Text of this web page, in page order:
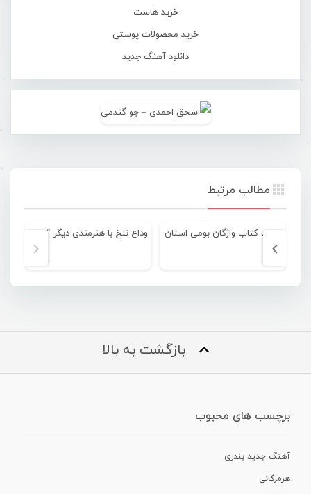
خرید هاست
خرید محصولات پوستی
دانلود آهنگ جدید
مطالب مرتبط
مولف کتاب واژگان بومی استان
بازگشت به بالا
برچسب های محبوب
آهنگ جدید بندری
هرمزگانی